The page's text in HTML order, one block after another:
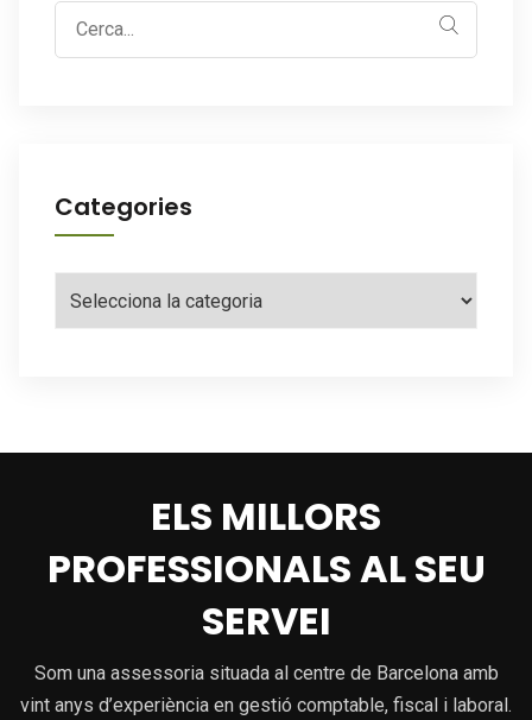
Search
for:
Categories
ELS MILLORS
PROFESSIONALS AL SEU
SERVEI
Som una assessoria situada al centre de Barcelona amb
vint anys d’experiència en gestió comptable, fiscal i laboral.